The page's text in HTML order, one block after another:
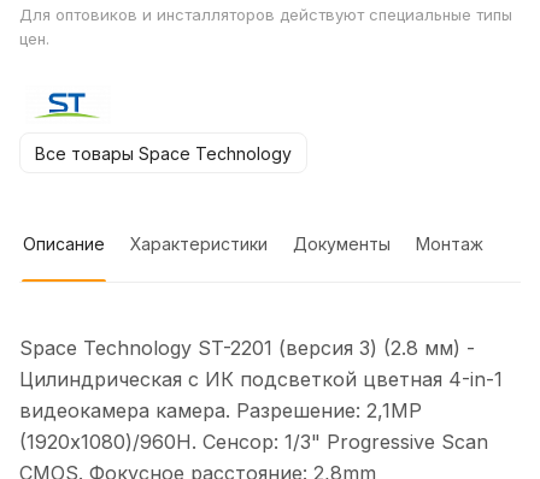
Для оптовиков и инсталляторов действуют специальные типы
цен.
Все товары Space Technology
Описание Характеристики Документы Монтаж
Space Technology ST-2201 (версия 3) (2.8 мм) -
Цилиндрическая с ИК подсветкой цветная 4-in-1
видеокамера камера. Разрешение: 2,1MP
(1920х1080)/960H. Сенсор: 1/3" Progressive Scan
CMOS. Фокусное расстояние: 2,8mm